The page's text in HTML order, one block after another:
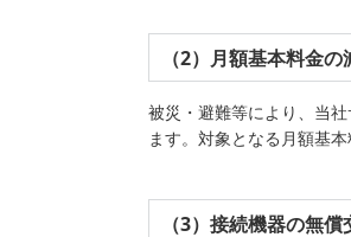
（2）月額基本料金の
被災・避難等により、当
ます。対象となる月額基
（3）接続機器の無償